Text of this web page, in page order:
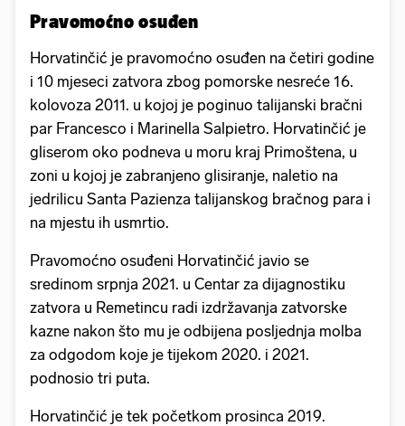
Pravomoćno osuđen
Horvatinčić je pravomoćno osuđen na četiri godine
i 10 mjeseci zatvora zbog pomorske nesreće 16.
kolovoza 2011. u kojoj je poginuo talijanski bračni
par Francesco i Marinella Salpietro. Horvatinčić je
gliserom oko podneva u moru kraj Primoštena, u
zoni u kojoj je zabranjeno glisiranje, naletio na
jedrilicu Santa Pazienza talijanskog bračnog para i
na mjestu ih usmrtio.
Pravomoćno osuđeni Horvatinčić javio se
sredinom srpnja 2021. u Centar za dijagnostiku
zatvora u Remetincu radi izdržavanja zatvorske
kazne nakon što mu je odbijena posljednja molba
za odgodom koje je tijekom 2020. i 2021.
podnosio tri puta.
Horvatinčić je tek početkom prosinca 2019.